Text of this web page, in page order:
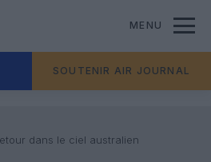
MENU
SOUTENIR AIR JOURNAL
dans le ciel australien